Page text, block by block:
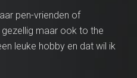
pen-vrienden of
gezellig maar ook to the
leuke hobby en dat wil ik